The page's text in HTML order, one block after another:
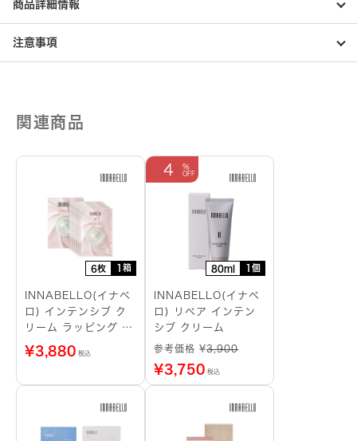
商品詳細情報
注意事項
関連商品
6枚 1箱
INNABELLO(イナベ
ロ) インテンシブ ク
リーム ラッピング シ
ートマスク
¥3,880 税込
80ml 1個
4
INNABELLO(イナベ
ロ) リペア インテン
シブ クリーム
参考価格 ¥3,900
¥3,750 税込